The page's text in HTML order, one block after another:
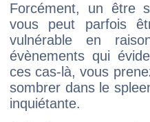
Forcément, un être
vous peut parfois
vulnérable en
évènements qui
ces cas-là, vous
sombrer dans le
inquiétante.